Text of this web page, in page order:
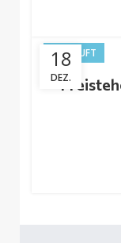
18
DEZ.
VERKAUFT